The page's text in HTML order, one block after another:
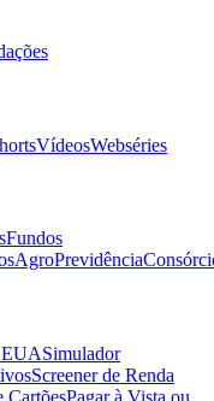
VídeosWebséries
Fundos
AgroPrevidência
Simulador
Screener de Renda
CartõesPagar à Vista ou